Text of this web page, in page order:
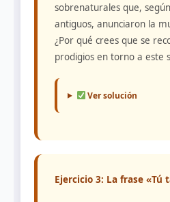
sobrenaturales que,
antiguos, anunciaron la
¿Por qué crees que se
prodigios en torno a este
Ver solución
Ejercicio 3: La frase «Tú